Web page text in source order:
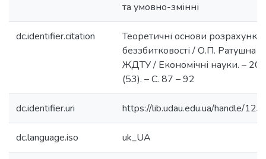
та умовно-змінні
dc.identifier.citation
Теоретичні основи розрахунку
беззбитковості / О.П. Ратушна //
ЖДТУ / Економічні науки. –
(53). – С. 87 – 92
dc.identifier.uri https://lib.udau.edu.ua/handle/
dc.language.iso uk_UA